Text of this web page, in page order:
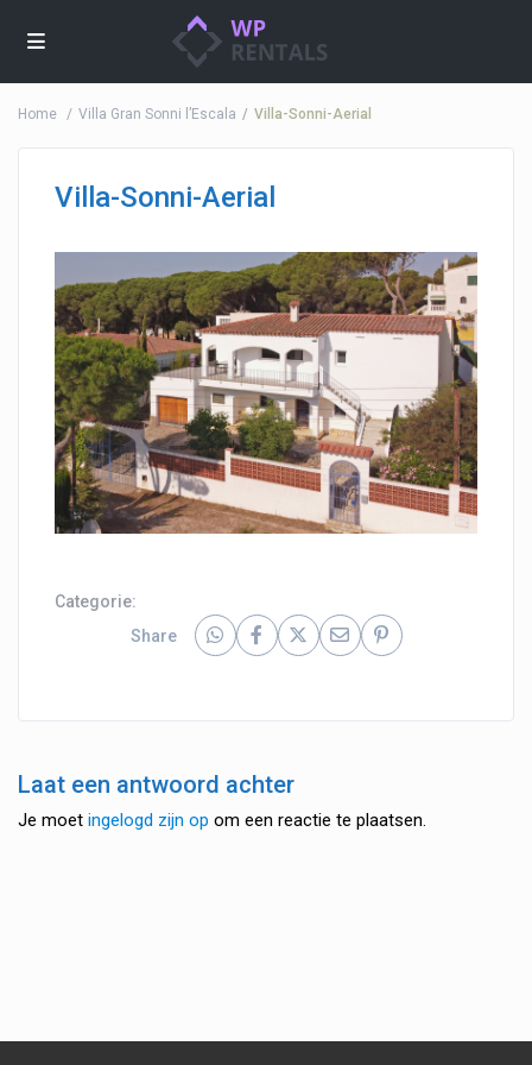
Home Villa Gran Sonni l’Escala Villa-Sonni-Aerial
Villa-Sonni-Aerial
Categorie:
Share
Laat een antwoord achter
Je moetingelogd zijn op om een reactie te plaatsen.